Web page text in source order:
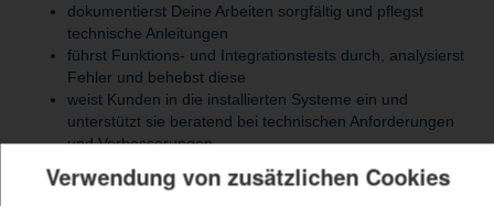
Verwendung von zusätzlichen Cookies
dokumentierst Deine Arbeiten sorgfältig und pflegst
technische Anleitungen
führst Funktions- und Integrationstests durch, analysierst
Fehler und behebst diese
weist Kunden in die installierten Systeme ein und
unterstützt sie beratend bei technischen Anforderungen
und Verbesserungen
unterstützt bei der Weiterentwicklung und Optimierung
der eingesetzten Systeme